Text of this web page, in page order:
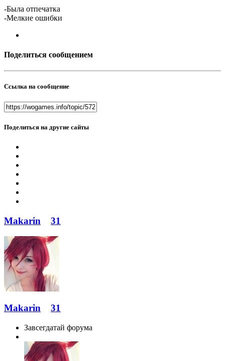
-Была отпечатка
-Мелкие ошибки
Поделиться сообщением
Ссылка на сообщение
Поделиться на другие сайты
Makarin 31
Makarin 31
Завсегдатай форума